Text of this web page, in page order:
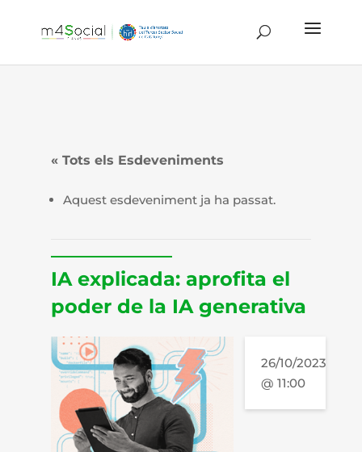
« Tots els Esdeveniments
Aquest esdeveniment ja ha passat.
IA explicada: aprofita el
poder de la IA generativa
26/10/2023
@ 11:00